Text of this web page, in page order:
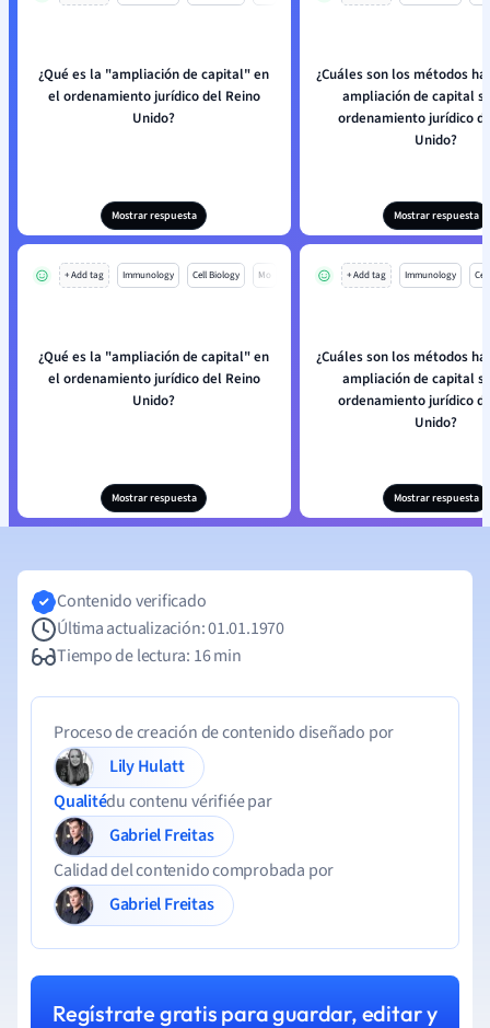
¿Qué es la "ampliación de capital" en
el ordenamiento jurídico del Reino
Unido?
Mostrar respuesta
¿Cuáles son los métodos
ampliación de capital
ordenamiento jurídico
Unido?
Mostrar respuesta
+ Add tag Immunology Cell Biology Mo
¿Qué es la "ampliación de capital" en
el ordenamiento jurídico del Reino
Unido?
Mostrar respuesta
+ Add tag Immunology
¿Cuáles son los métodos
ampliación de capital
ordenamiento jurídico
Unido?
Mostrar respuesta
Contenido verificado
Última actualización: 01.01.1970
Tiempo de lectura: 16 min
Proceso de creación de contenido diseñado por
Lily Hulatt
Qualitédu contenu vérifiée par
Gabriel Freitas
Calidad del contenido comprobada por
Gabriel Freitas
Regístrate gratis para guardar, editar y